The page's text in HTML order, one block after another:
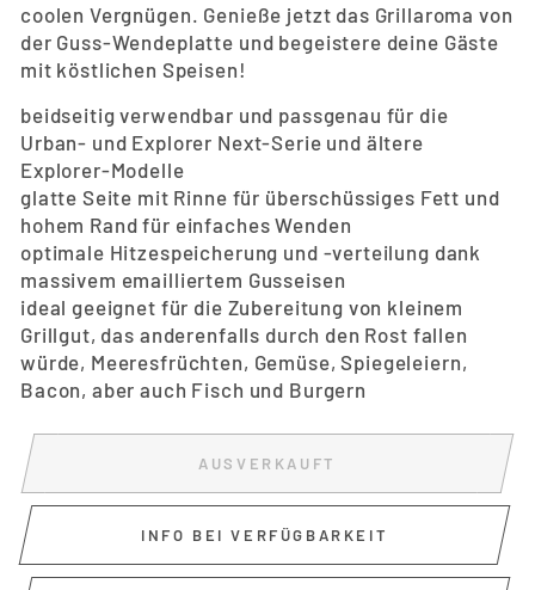
coolen Vergnügen. Genieße jetzt das Grillaroma von
der Guss-Wendeplatte und begeistere deine Gäste
mit köstlichen Speisen!
beidseitig verwendbar und passgenau für die
Urban- und Explorer Next-Serie und ältere
Explorer-Modelle
glatte Seite mit Rinne für überschüssiges Fett und
hohem Rand für einfaches Wenden
optimale Hitzespeicherung und -verteilung dank
massivem emailliertem Gusseisen
ideal geeignet für die Zubereitung von kleinem
Grillgut, das anderenfalls durch den Rost fallen
würde, Meeresfrüchten, Gemüse, Spiegeleiern,
Bacon, aber auch Fisch und Burgern
AUSVERKAUFT
INFO BEI VERFÜGBARKEIT